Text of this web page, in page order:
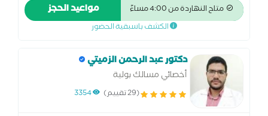
متاح النهاردة من 4:00 مساءً مواعيد الحجز
الكشف باسبقية الحضور
دكتور عبد الرحمن الزميتي
أخصائي مسالك بولية
(29 تقييم) 3354